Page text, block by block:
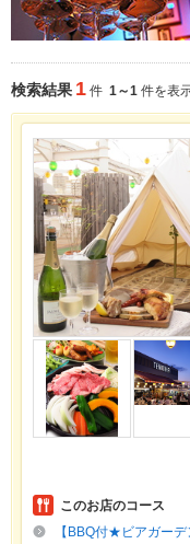
検索結果 1 件 1～1 件を表
このお店のコース
【BBQ付★ビアガー